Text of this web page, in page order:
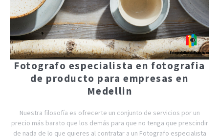
Fotografo especialista en fotografia
de producto para empresas en
Medellin
Nuestra filosofía es ofrecerte un conjunto de servicios por un
precio más barato que los demás para que no tenga que prescindir
de nada de lo que quieres al contratar a un Fotografo especialista